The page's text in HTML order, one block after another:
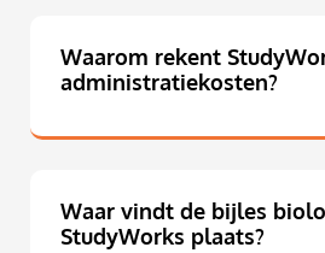
Waarom rekent
administratiekosten?
Waar vindt de bijles
StudyWorks plaats?